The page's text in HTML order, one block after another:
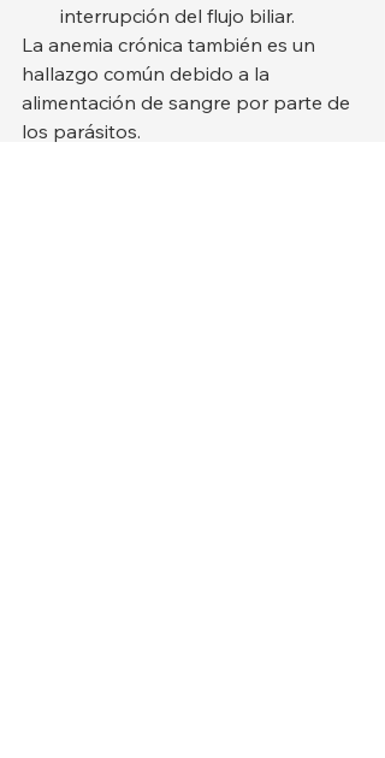
interrupción del flujo biliar.
La anemia crónica también es un
hallazgo común debido a la
alimentación de sangre por parte de
los parásitos.